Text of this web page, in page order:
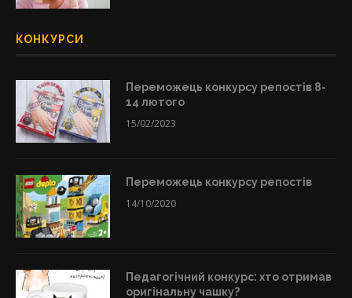
КОНКУРСИ
Переможець конкурсу репостів 8-
14 лютого
15/02/2023
Переможець конкурсу репостів
14/10/2020
Педагогічний конкурс: хто отримав
оригінальну чашку?